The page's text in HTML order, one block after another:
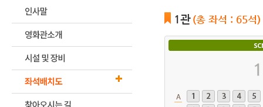
1관 (총 좌석 : 65석)